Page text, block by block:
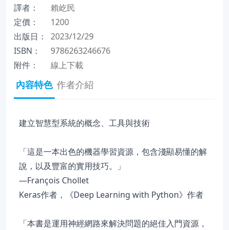
譯者：
賴屹民
定價：
1200
出版日：
2023/12/29
ISBN：
9786263246676
附件：
線上下載
內容特色 作者介紹
建立智慧型系統的概念、工具與技術
「這是一本出色的機器學習資源，包含淺顯易懂的解
說，以及豐富的實用技巧。」
—François Chollet
Keras作者，《Deep Learning with Python》作者
「本書是運用神經網路來解決問題的絕佳入門資源，